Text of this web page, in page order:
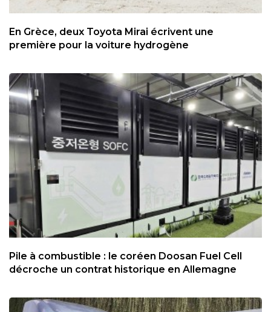
En Grèce, deux Toyota Mirai écrivent une
première pour la voiture hydrogène
Pile à combustible : le coréen Doosan Fuel Cell
décroche un contrat historique en Allemagne